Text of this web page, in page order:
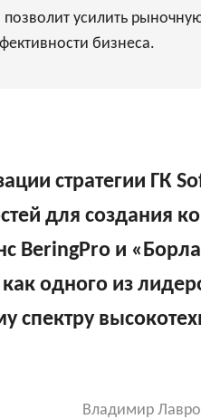
усилить
бизнеса.
стратегии ГК
для создания
BeringPro и
одного из
Владимир